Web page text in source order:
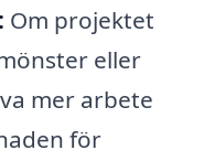
Om projektet
eller
mer arbete
för